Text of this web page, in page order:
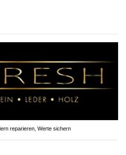
reparieren, Werte sichern